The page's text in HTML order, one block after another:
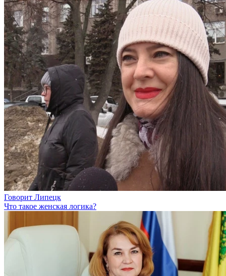
Говорит Липецк
Что такое женская логика?